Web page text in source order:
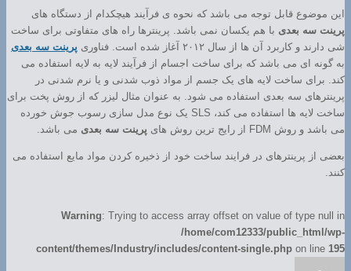
این موضوع قابل توجه می باشد که نحوه ی فرآیند هیچکدام از دستگاه های
پرینت سه بعدی با هم یکسان نمی باشد. پرینترها راه های متفاوتی برای ساخت
شی دارند و کاربرد آن ها از سال ۲۰۱۲ آغاز شده است. فناوری
پرینت سه بعدی
به گونه ای می باشد که برای ساخت اجسام از فرآیند لایه به لایه استفاده می
کند. برای ساخت لایه های یک جسم از مواد ذوب شدنی و یا نرم شدنی در
پرینترهای سه بعدی استفاده می شود. به عنوان مثال لیزر که از روش پخت برای
ساخت لایه ها استفاده می کند، SLS یک نوع مدل سازی رسوب جوش خورده
می باشد و روش FDM از رایج ترین روش های
پرینت سه بعدی می باشد.
بعضی از پرینترهای در فرایند ساخت خود از ذخیره کردن مواد مایع استفاده می
کنند.
Warning: Trying to access array offset on value of type null in
/home/com12333/public_html/wp-
content/themes/Industry/includes/content-single.php on line 195